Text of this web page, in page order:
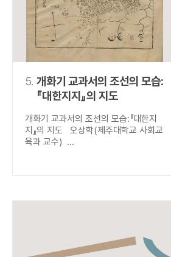
5. 개화기 교과서의 조선의 모습:
『대한지지』의 지도
개화기 교과서의 조선의 모습:『대한지
지』의 지도 오상학(제주대학교 사회교
육과 교수) ...